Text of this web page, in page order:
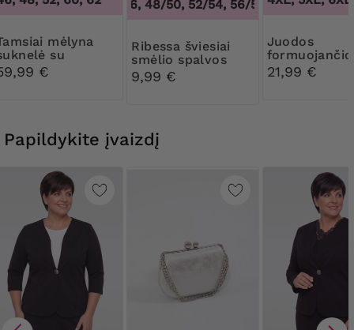
su
ir
€
44/46, 48/50, 52/54, 56/58, 60/62,44/46,
Ribessa šviesiai
smėlio spalvos
Pėdkelnės 30 DEN
9,99 €
Juodos
kelnaitės su
gėlėtais
21,99 €
Papildykite įvaizdį